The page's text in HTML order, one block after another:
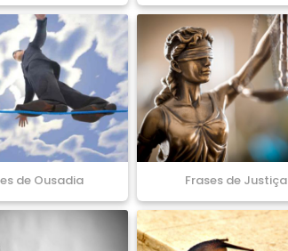
de Ousadia Frases de Justiça